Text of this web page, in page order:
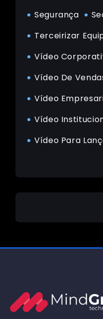
Segurança
Terceirizar
Vídeo
Vídeo De
Vídeo
Vídeo
Vídeo Para